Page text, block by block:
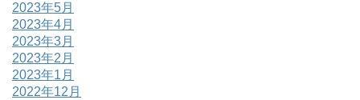
2023年5月
2023年4月
2023年3月
2023年2月
2023年1月
2022年12月